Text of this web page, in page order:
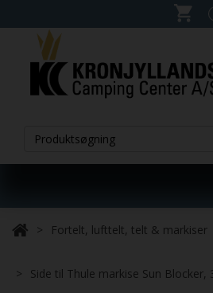
Fortelt, lufttelt, telt & markiser
Side til Thule markise Sun Blocker,